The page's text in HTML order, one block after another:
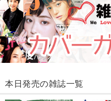
本日発売の雑誌一覧